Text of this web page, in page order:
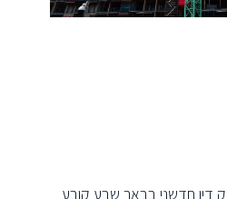
דין חדשני בבאר שבע קובע